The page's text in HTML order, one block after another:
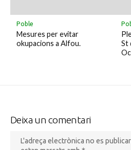
Poble
Mesures per evitar
okupacions a Alfou.
St
Deixa un comentari
L'adreça electrònica no es